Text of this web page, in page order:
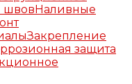
швов Наливные
Закрепление
защита